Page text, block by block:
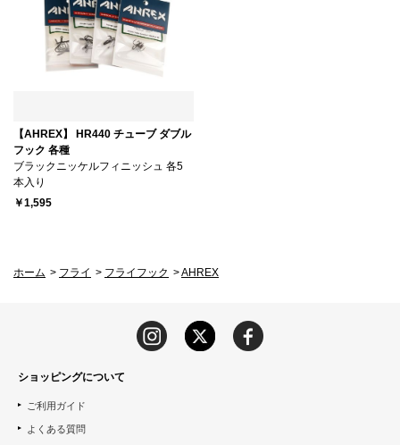
【AHREX】 HR440 チューブ ダブル
フック 各種
ブラックニッケルフィニッシュ 各5
本入り
￥1,595
ホーム > フライ > フライフック >AHREX
ショッピングについて
ご利用ガイド
よくある質問